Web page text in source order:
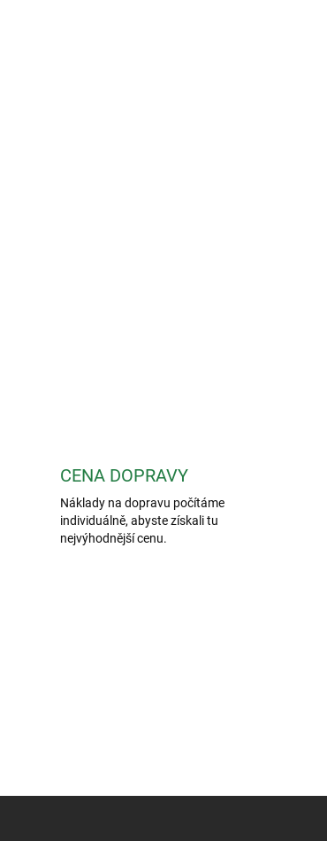
CENA DOPRAVY
Náklady na dopravu počítáme
individuálně, abyste získali tu
nejvýhodnější cenu.